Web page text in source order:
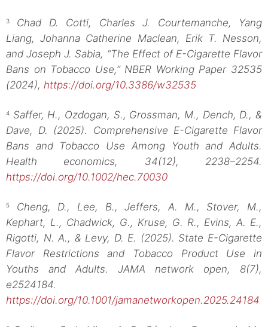
3
Chad D. Cotti, Charles J. Courtemanche, Yang
Liang, Johanna Catherine Maclean, Erik T. Nesson,
and Joseph J. Sabia, “The Effect of E-Cigarette Flavor
Bans on Tobacco Use,” NBER Working Paper 32535
(2024), https://doi.org/10.3386/w32535
4 Saffer, H., Ozdogan, S., Grossman, M., Dench, D., &
Dave, D. (2025). Comprehensive E-Cigarette Flavor
Bans and Tobacco Use Among Youth and Adults.
Health economics, 34(12), 2238–2254.
https://doi.org/10.1002/hec.70030
5
Cheng, D., Lee, B., Jeffers, A. M., Stover, M.,
Kephart, L., Chadwick, G., Kruse, G. R., Evins, A. E.,
Rigotti, N. A., & Levy, D. E. (2025). State E-Cigarette
Flavor Restrictions and Tobacco Product Use in
Youths and Adults. JAMA network open, 8(7),
e2524184.
https://doi.org/10.1001/jamanetworkopen.2025.24184